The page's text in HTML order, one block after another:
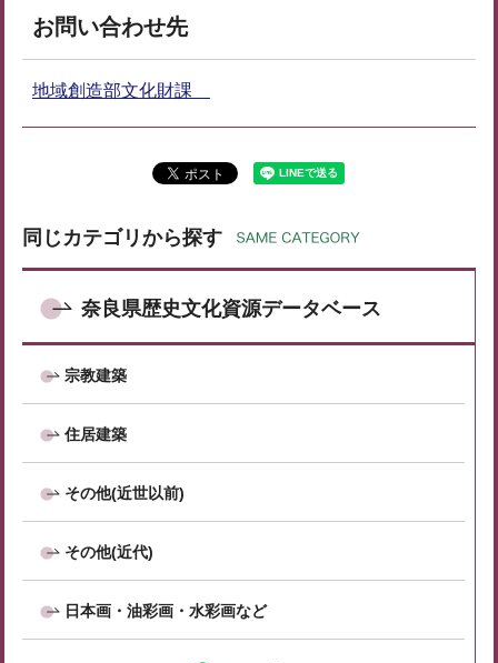
お問い合わせ先
地域創造部文化財課
同じカテゴリから探す
奈良県歴史文化資源データベース
宗教建築
住居建築
その他(近世以前)
その他(近代)
日本画・油彩画・水彩画など